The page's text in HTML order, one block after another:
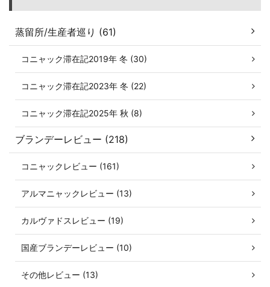
蒸留所/生産者巡り (61)
コニャック滞在記2019年 冬 (30)
コニャック滞在記2023年 冬 (22)
コニャック滞在記2025年 秋 (8)
ブランデーレビュー (218)
コニャックレビュー (161)
アルマニャックレビュー (13)
カルヴァドスレビュー (19)
国産ブランデーレビュー (10)
その他レビュー (13)